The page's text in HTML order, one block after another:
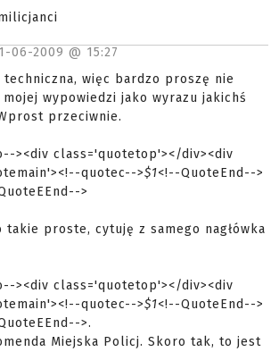
06-2009 @ 15:27
techniczna, więc bardzo proszę nie
wypowiedzi jako wyrazu jakichś
przeciwnie.
><div class='quotetop'></div><div
quotec-->$1<!--QuoteEnd-->
>
takie proste, cytuję z samego nagłówka
><div class='quotetop'></div><div
quotec-->$1<!--QuoteEnd-->
>.
Miejska Policj. Skoro tak, to jest